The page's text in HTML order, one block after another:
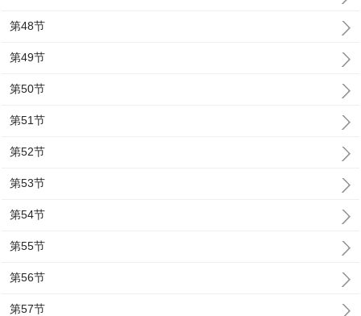
第48节
第49节
第50节
第51节
第52节
第53节
第54节
第55节
第56节
第57节